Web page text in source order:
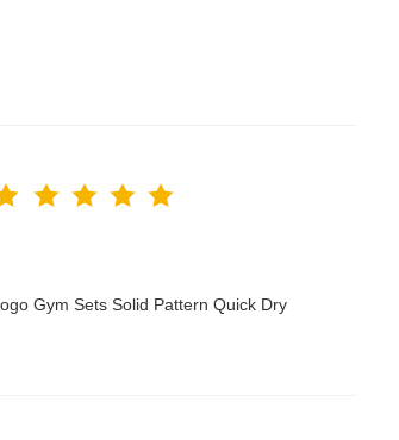
Gym Sets Solid Pattern Quick Dry